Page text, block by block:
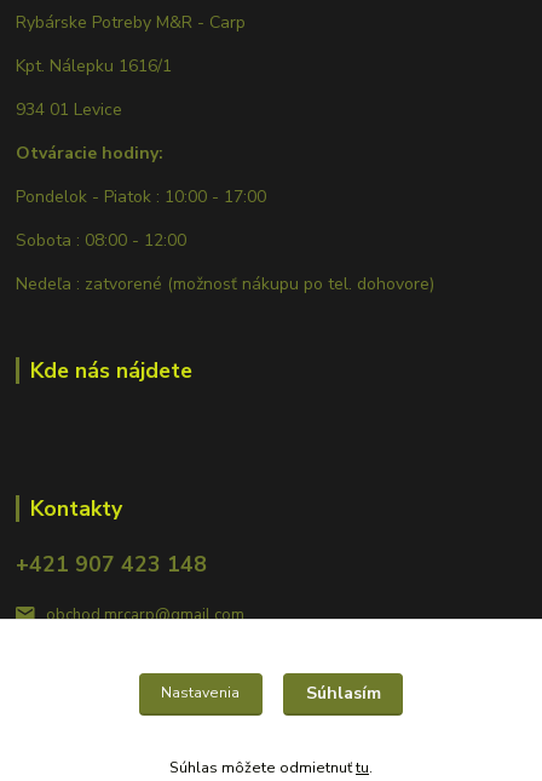
Rybárske Potreby M&R - Carp
Kpt. Nálepku 1616/1
934 01 Levice
Otváracie hodiny:
Pondelok - Piatok : 10:00 - 17:00
Sobota : 08:00 - 12:00
Nedeľa : zatvorené (možnosť nákupu po tel. dohovore)
Kde nás nájdete
Kontakty
+421 907 423 148
obchod.mrcarp@gmail.com
Nastavenia Súhlasím
Súhlas môžete odmietnuťtu.